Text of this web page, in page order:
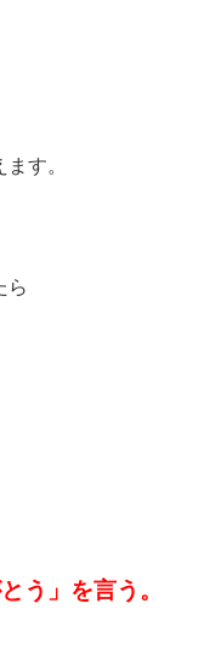
す。
ら
う」を言う。